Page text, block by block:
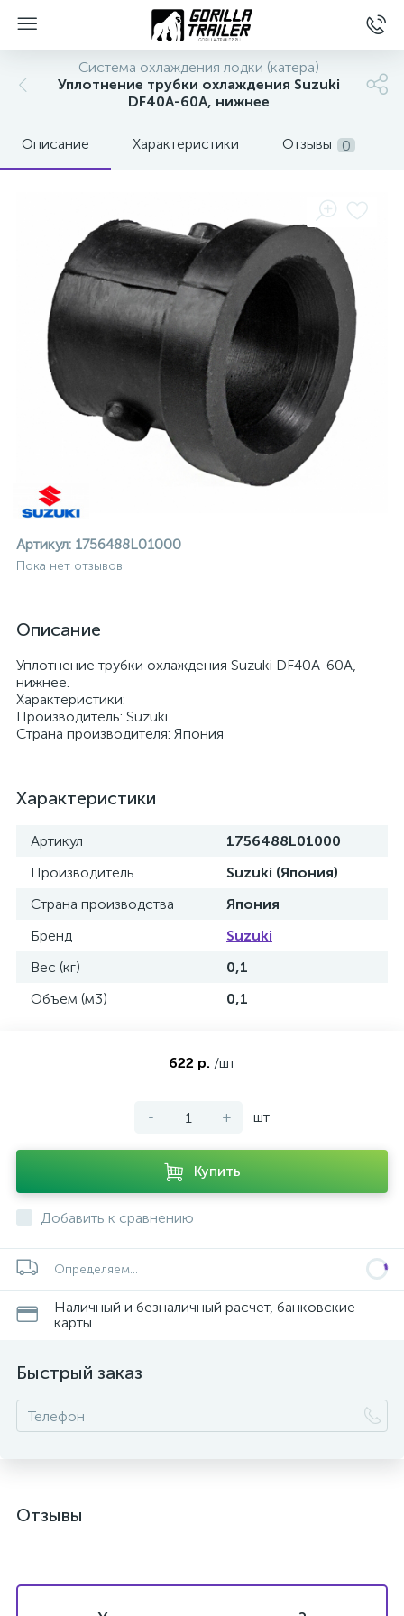
Система охлаждения лодки (катера)
Уплотнение трубки охлаждения Suzuki
DF40A-60A, нижнее
Описание Характеристики Отзывы 0
Артикул: 1756488L01000
Пока нет отзывов
Описание
Уплотнение трубки охлаждения Suzuki DF40A-60A,
нижнее.
Характеристики:
Производитель: Suzuki
Страна производителя: Япония
Характеристики
Артикул
1756488L01000
Производитель
Suzuki (Япония)
Страна производства
Япония
Бренд
Suzuki
Вес (кг)
0,1
Объем (м3)
0,1
622 р. /шт
- + шт
Купить
Добавить к сравнению
Определяем...
Наличный и безналичный расчет, банковские
карты
Быстрый заказ
Отзывы